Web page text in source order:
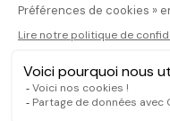
CONNEXION